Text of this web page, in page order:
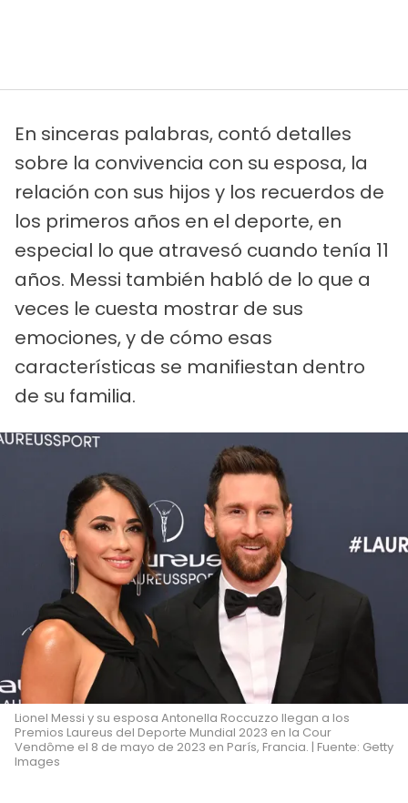
En sinceras palabras, contó detalles
sobre la convivencia con su esposa, la
relación con sus hijos y los recuerdos de
los primeros años en el deporte, en
especial lo que atravesó cuando tenía 11
años. Messi también habló de lo que a
veces le cuesta mostrar de sus
emociones, y de cómo esas
características se manifiestan dentro
de su familia.
Lionel Messi y su esposa Antonella Roccuzzo llegan a los
Premios Laureus del Deporte Mundial 2023 en la Cour
Vendôme el 8 de mayo de 2023 en París, Francia. | Fuente: Getty
Images